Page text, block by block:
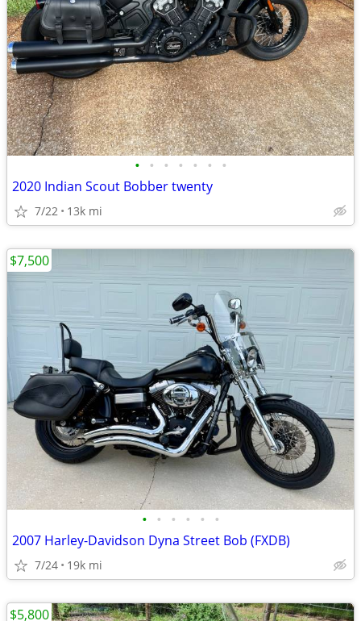
• • • • • • •
2020 Indian Scout Bobber twenty
7/22 13k mi
• • • • • •
2007 Harley-Davidson Dyna Street Bob (FXDB)
7/24 19k mi
$7,500
$5,800